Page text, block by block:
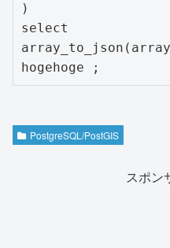
)
select
PostgreSQL/PostGIS
スポン